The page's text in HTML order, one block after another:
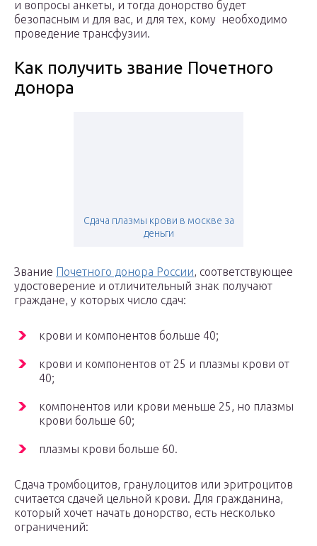
и вопросы анкеты, и тогда донорство будет
безопасным и для вас, и для тех, кому необходимо
проведение трансфузии.
Как получить звание Почетного
донора
Сдача плазмы крови в москве за
деньги
Звание Почетного донора России, соответствующее
удостоверение и отличительный знак получают
граждане, у которых число сдач:
крови и компонентов больше 40;
крови и компонентов от 25 и плазмы крови от
40;
компонентов или крови меньше 25, но плазмы
крови больше 60;
плазмы крови больше 60.
Сдача тромбоцитов, гранулоцитов или эритроцитов
считается сдачей цельной крови. Для гражданина,
который хочет начать донорство, есть несколько
ограничений: